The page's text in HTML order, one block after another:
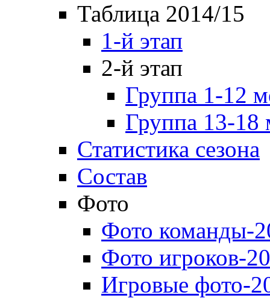
Таблица 2014/15
1-й этап
2-й этап
Группа 1-12
Группа 13-18
Статистика сезона
Состав
Фото
Фото команды-
Фото игроков-
Игровые фото-